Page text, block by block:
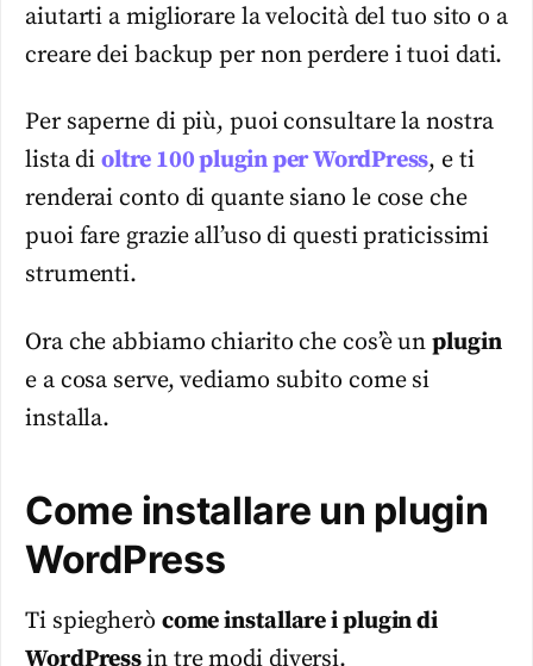
aiutarti a migliorare la velocità del tuo sito o a
creare dei backup per non perdere i tuoi dati.
Per saperne di più, puoi consultare la nostra
lista dioltre 100 plugin per WordPress, e ti
renderai conto di quante siano le cose che
puoi fare grazie all’uso di questi praticissimi
strumenti.
Ora che abbiamo chiarito che cos’è unplugin
e a cosa serve, vediamo subito come si
installa.
Come installare un plugin
WordPress
Ti spiegherò come installare i plugin di
WordPressin tre modi diversi.